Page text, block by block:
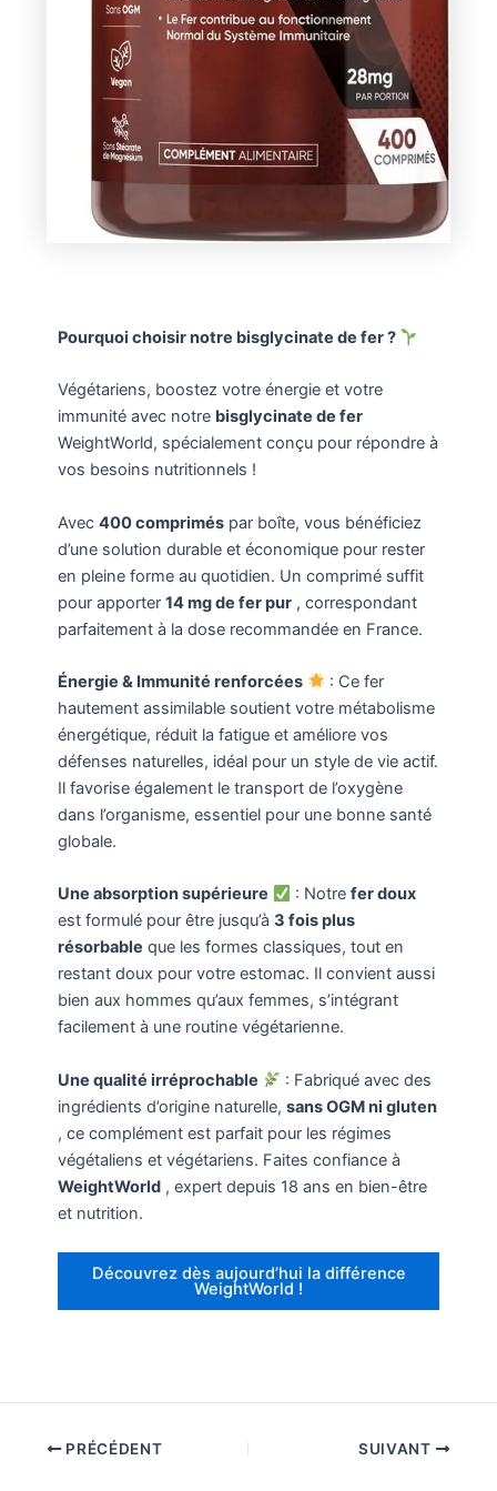
Pourquoi choisir notre bisglycinate de fer ?
Végétariens, boostez votre énergie et votre
immunité avec notre bisglycinate de fer
WeightWorld, spécialement conçu pour répondre à
vos besoins nutritionnels !
Avec 400 compriméspar boîte, vous bénéficiez
d’une solution durable et économique pour rester
en pleine forme au quotidien. Un comprimé suffit
pour apporter 14 mg de fer pur, correspondant
parfaitement à la dose recommandée en France.
Énergie & Immunité renforcées
: Ce fer
hautement assimilable soutient votre métabolisme
énergétique, réduit la fatigue et améliore vos
défenses naturelles, idéal pour un style de vie actif.
Il favorise également le transport de l’oxygène
dans l’organisme, essentiel pour une bonne santé
globale.
Une absorption supérieure : Notrefer doux
est formulé pour être jusqu’à 3 fois plus
résorbable que les formes classiques, tout en
restant doux pour votre estomac. Il convient aussi
bien aux hommes qu’aux femmes, s’intégrant
facilement à une routine végétarienne.
Une qualité irréprochable
: Fabriqué avec des
ingrédients d’origine naturelle, sans OGM ni gluten
, ce complément est parfait pour les régimes
végétaliens et végétariens. Faites confiance à
WeightWorld, expert depuis 18 ans en bien-être
et nutrition.
Découvrez dès aujourd’hui la différence
WeightWorld !
PRÉCÉDENT SUIVANT